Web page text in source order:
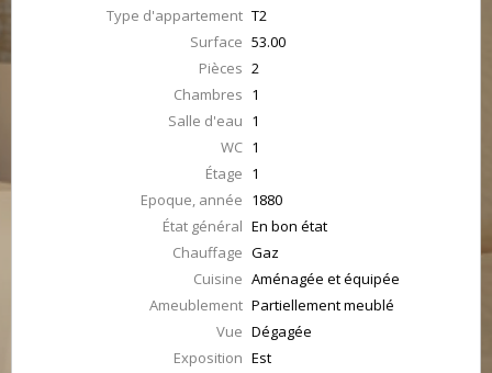
Type d'appartement T2
Surface 53.00
Pièces 2
Chambres 1
Salle d'eau 1
WC 1
Étage 1
Epoque, année 1880
État général En bon état
Chauffage Gaz
Cuisine Aménagée et équipée
Ameublement Partiellement meublé
Vue Dégagée
Exposition Est